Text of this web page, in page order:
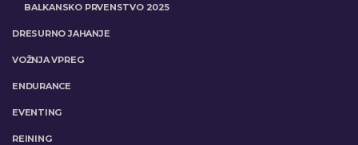
BALKANSKO PRVENSTVO 2025
DRESURNO JAHANJE
VOŽNJA VPREG
ENDURANCE
EVENTING
REINING